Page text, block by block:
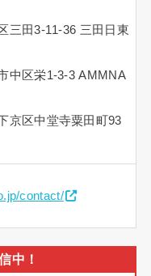
三田3-11-36 三田日東
中区栄1-3-3 AMMNA
京区中堂寺粟田町93
contact/